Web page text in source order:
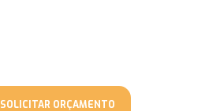
SOLICITAR ORÇAMENTO